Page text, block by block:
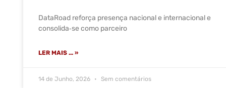
DataRoad reforça presença nacional e internacional e
consolida‑se como parceiro
LER MAIS ... »
14 de Junho, 2026 Sem comentários